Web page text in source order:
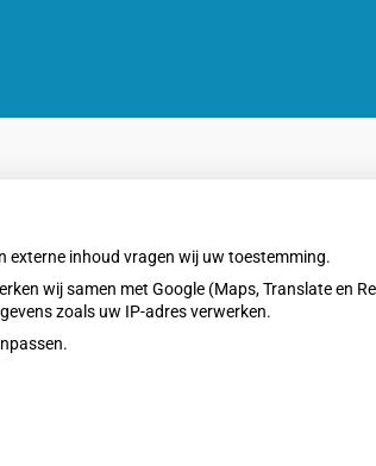
om dit te zien.
externe inhoud vragen wij uw toestemming.
wij samen met Google (Maps, Translate en
zoals uw IP-adres verwerken.